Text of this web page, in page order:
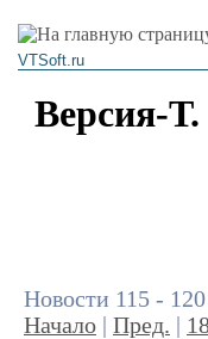
VTSoft.ru
Версия-Т.
Новости 115 - 120
Начало
Пред.